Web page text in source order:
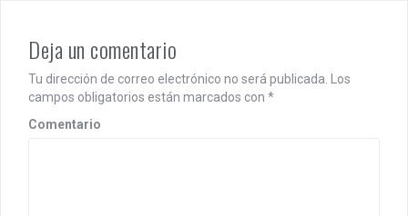
v
i
g
Deja un comentario
Tu dirección de correo electrónico no será publicada.
Los
campos obligatorios están marcados con *
Comentario